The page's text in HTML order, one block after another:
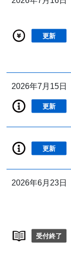
更新
2026年7月15日
更新
更新
2026年6月23日
受付終了